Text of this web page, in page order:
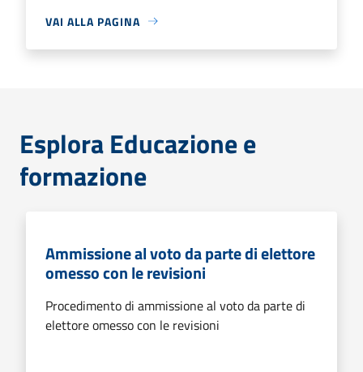
VAI ALLA PAGINA
Esplora Educazione e
formazione
Ammissione al voto da parte di elettore
omesso con le revisioni
Procedimento di ammissione al voto da parte di
elettore omesso con le revisioni